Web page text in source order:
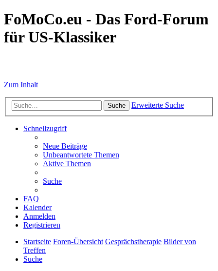
FoMoCo.eu - Das Ford-Forum
für US-Klassiker
Zum Inhalt
Suche Erweiterte Suche
Schnellzugriff
Neue Beiträge
Unbeantwortete Themen
Aktive Themen
Suche
FAQ
Kalender
Anmelden
Registrieren
Startseite Foren-Übersicht Gesprächstherapie Bilder von
Treffen
Suche